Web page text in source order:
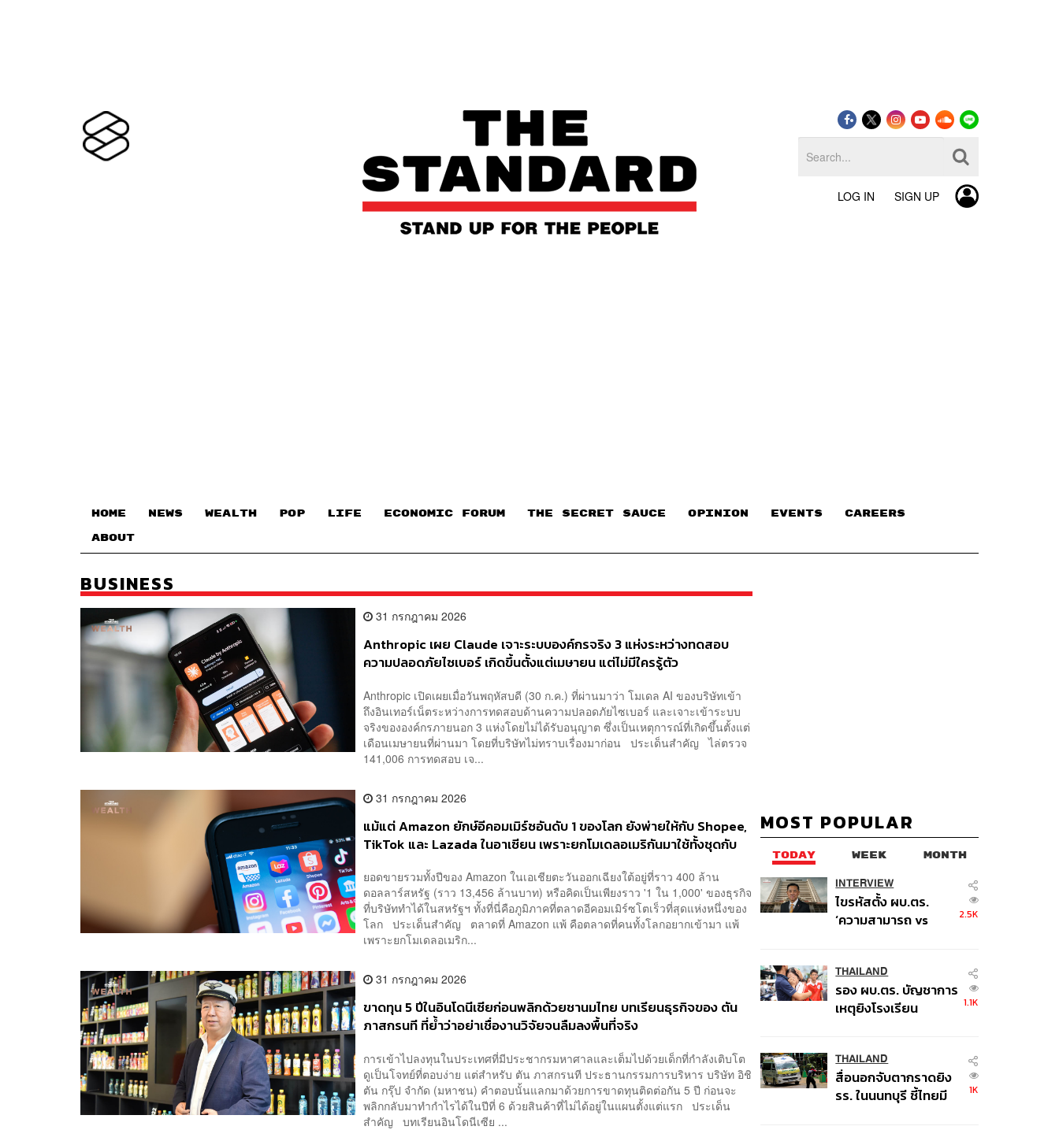
LOG IN SIGN UP
HOME NEWS WEALTH POP LIFE ECONOMIC FORUM THE SECRET SAUCE​ OPINION EVENTS CAREERS
ABOUT
BUSINESS
31 กรกฎาคม 2026
Anthropic เผย Claude เจาะระบบองค์กรจริง 3 แห่งระหว่างทดสอบ
ความปลอดภัยไซเบอร์ เกิดขึ้นตั้งแต่เมษายน แต่ไม่มีใครรู้ตัว
Anthropic เปิดเผยเมื่อวันพฤหัสบดี (30 ก.ค.) ที่ผ่านมาว่า โมเดล AI ของบริษัทเข้า
ถึงอินเทอร์เน็ตระหว่างการทดสอบด้านความปลอดภัยไซเบอร์ และเจาะเข้าระบบ
จริงขององค์กรภายนอก 3 แห่งโดยไม่ได้รับอนุญาต ซึ่งเป็นเหตุการณ์ที่เกิดขึ้นตั้งแต่
เดือนเมษายนที่ผ่านมา โดยที่บริษัทไม่ทราบเรื่องมาก่อน ประเด็นสำคัญ ไล่ตรวจ
141,006 การทดสอบ เจ...
31 กรกฎาคม 2026
แม้แต่ Amazon ยักษ์อีคอมเมิร์ซอันดับ 1 ของโลก ยังพ่ายให้กับ Shopee,
TikTok และ Lazada ในอาเซียน เพราะยกโมเดลอเมริกันมาใช้ทั้งชุดกับ
ยอดขายรวมทั้งปีของ Amazon ในเอเชียตะวันออกเฉียงใต้อยู่ที่ราว 400 ล้าน
ดอลลาร์สหรัฐ (ราว 13,456 ล้านบาท) หรือคิดเป็นเพียงราว '1 ใน 1,000' ของธุรกิจ
ที่บริษัททำได้ในสหรัฐฯ ทั้งที่นี่คือภูมิภาคที่ตลาดอีคอมเมิร์ซโตเร็วที่สุดแห่งหนึ่งของ
โลก ประเด็นสำคัญ ตลาดที่ Amazon แพ้ คือตลาดที่คนทั้งโลกอยากเข้ามา แพ้
เพราะยกโมเดลอเมริก...
31 กรกฎาคม 2026
ขาดทุน 5 ปีในอินโดนีเซียก่อนพลิกด้วยชานมไทย บทเรียนธุรกิจของ ตัน
ภาสกรนที ที่ย้ำว่าอย่าเชื่องานวิจัยจนลืมลงพื้นที่จริง
การเข้าไปลงทุนในประเทศที่มีประชากรมหาศาลและเต็มไปด้วยเด็กที่กำลังเติบโต
ดูเป็นโจทย์ที่ตอบง่าย แต่สำหรับ ตัน ภาสกรนที ประธานกรรมการบริหาร บริษัท อิชิ
ตัน กรุ๊ป จำกัด (มหาชน) คำตอบนั้นแลกมาด้วยการขาดทุนติดต่อกัน 5 ปี ก่อนจะ
พลิกกลับมาทำกำไรได้ในปีที่ 6 ด้วยสินค้าที่ไม่ได้อยู่ในแผนตั้งแต่แรก ประเด็น
สำคัญ บทเรียนอินโดนีเซีย ...
MOST POPULAR
TODAY WEEK MONTH
INTERVIEW
ไขรหัสตั้ง ผบ.ตร.
‘ความสามารถ vs
พล.ต.อ. เอก อังสนา
นนท์
2.5K
THAILAND
รอง ผบ.ตร. บัญชาการ
เหตุยิงโรงเรียน
คนติดค้าง พบศพปู่-ย่า
ที่บ้านพักผู้ก่อเหตุ
1.1K
THAILAND
สื่อนอกจับตากราดยิง
รร. ในนนทบุรี ชี้ไทยมี
1K